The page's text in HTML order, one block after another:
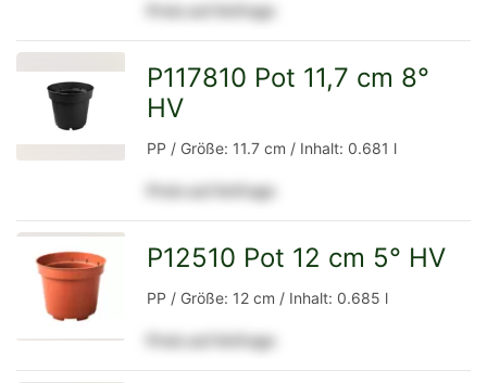
Preis auf Anfrage
P117810 Pot 11,7 cm 8°
HV
PP / Größe: 11.7 cm / Inhalt: 0.681 l
Preis auf Anfrage
P12510 Pot 12 cm 5° HV
PP / Größe: 12 cm / Inhalt: 0.685 l
Preis auf Anfrage